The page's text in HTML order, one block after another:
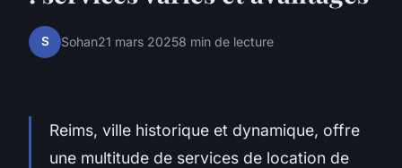
S Sohan21 mars 20258 min de lecture
Reims, ville historique et dynamique, offre
une multitude de services de location de